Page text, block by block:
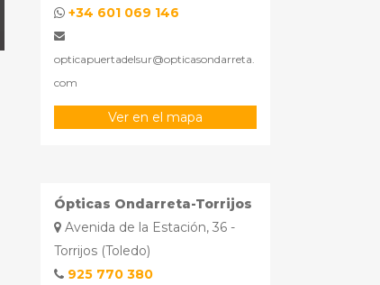
+34 601 069 146
opticapuertadelsur@opticasondarreta.
com
Ver en el mapa
Ópticas Ondarreta-Torrijos
Avenida de la Estación, 36 -
Torrijos (Toledo)
925 770 380